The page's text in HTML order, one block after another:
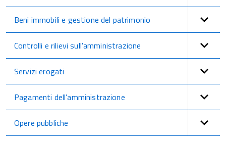
Beni immobili e gestione del patrimonio
Controlli e rilievi sull'amministrazione
Servizi erogati
Pagamenti dell'amministrazione
Opere pubbliche